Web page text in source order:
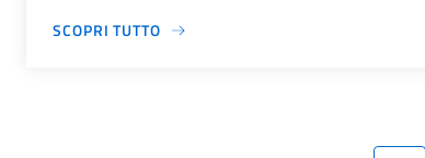
SCOPRI TUTTO